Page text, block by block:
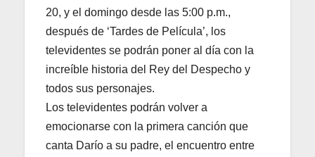
20, y el domingo desde las 5:00 p.m.,
después de ‘Tardes de Película’, los
televidentes se podrán poner al día con la
increíble historia del Rey del Despecho y
todos sus personajes.
Los televidentes podrán volver a
emocionarse con la primera canción que
canta Darío a su padre, el encuentro entre